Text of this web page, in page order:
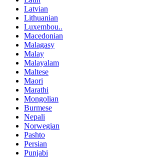
Latvian
Lithuanian
Luxembou..
Macedonian
Malagasy
Malay
Malayalam
Maltese
Maori
Marathi
Mongolian
Burmese
Nepali
Norwegian
Pashto
Persian
Punjabi